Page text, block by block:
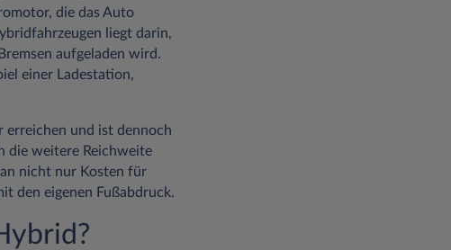
die das Auto
liegt darin,
aufgeladen wird.
einer Ladestation,
erreichen und ist dennoch
die weitere Reichweite
nicht nur Kosten für
den eigenen Fußabdruck.